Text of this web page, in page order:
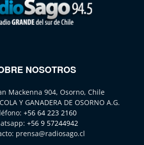
NOSOTROS
Mackenna 904, Osorno, Chile
Y GANADERA DE OSORNO A.G.
+56 64 223 2160
+56 9 57244942
prensa@radiosago.cl